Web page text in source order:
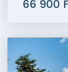
66 900